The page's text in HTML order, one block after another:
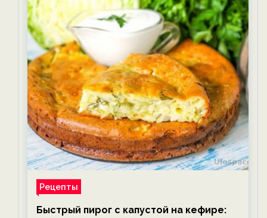
Рецепты
Быстрый пирог с капустой на кефире: